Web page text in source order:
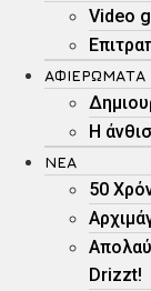
Video
ΑΦΙΕΡΏΜΑΤΑ
Η
ΝΕΑ
50
Drizzt!